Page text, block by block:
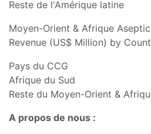
Reste de l'Amérique latine
Moyen-Orient & Afrique
Revenue (US$ Million) by
Pays du CCG
Afrique du Sud
Reste du Moyen-Orient &
A propos de nous :